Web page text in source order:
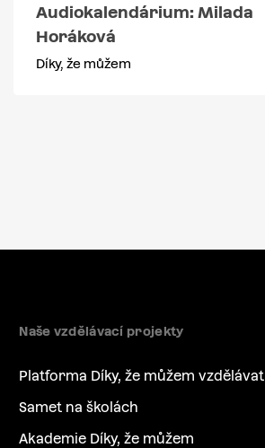
Audiokalendárium: Milada
Horáková
Díky, že můžem
Naše vzdělávací projekty
Platforma Díky, že můžem vzdělávat
Samet na školách
Akademie Díky, že můžem